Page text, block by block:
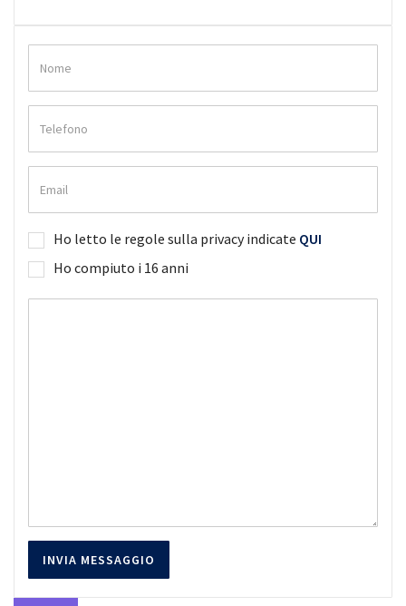
Ho letto le regole sulla privacy indicate QUI
Ho compiuto i 16 anni